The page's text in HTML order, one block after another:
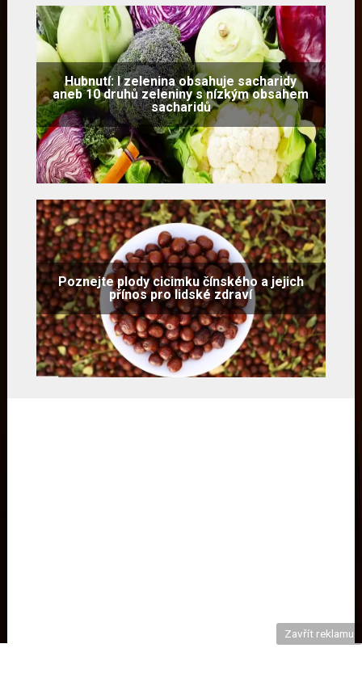
Hubnutí: I zelenina obsahuje sacharidy
aneb 10 druhů zeleniny s nízkým obsahem
sacharidů
Poznejte plody cicimku čínského a jejich
přínos pro lidské zdraví
Zavřít reklamu